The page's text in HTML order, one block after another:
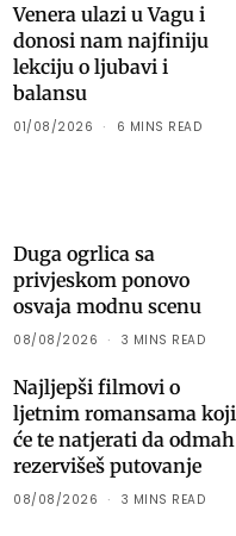
Venera ulazi u Vagu i
donosi nam najfiniju
lekciju o ljubavi i
balansu
01/08/2026 6 MINS READ
Duga ogrlica sa
privjeskom ponovo
osvaja modnu scenu
08/08/2026 3 MINS READ
Najljepši filmovi o
ljetnim romansama koji
će te natjerati da odmah
rezervišeš putovanje
08/08/2026 3 MINS READ